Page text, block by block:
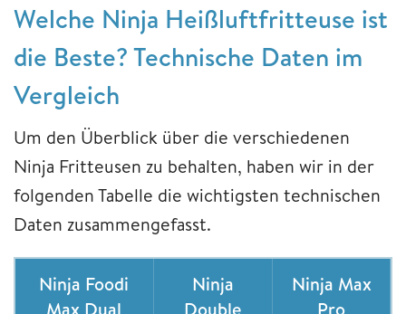
Welche Ninja Heißluftfritteuse ist
die Beste? Technische Daten im
Vergleich
Um den Überblick über die verschiedenen
Ninja Fritteusen zu behalten, haben wir in der
folgenden Tabelle die wichtigsten technischen
Daten zusammengefasst.
Ninja Foodi
Ninja
Ninja Max